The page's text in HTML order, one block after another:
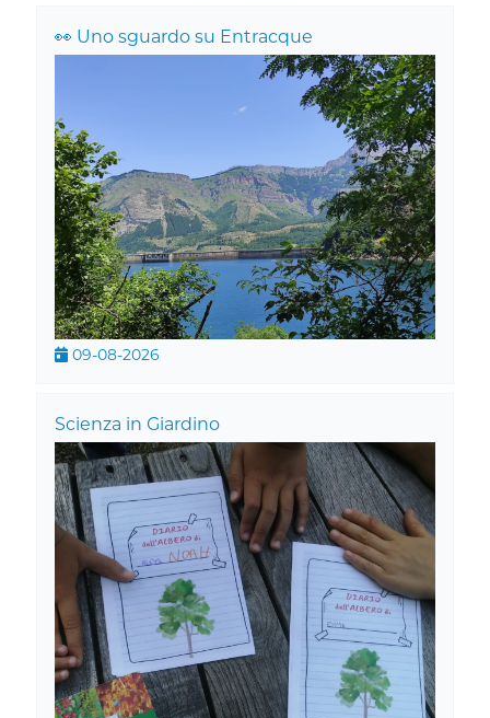
👀 Uno sguardo su Entracque
09-08-2026
Scienza in Giardino